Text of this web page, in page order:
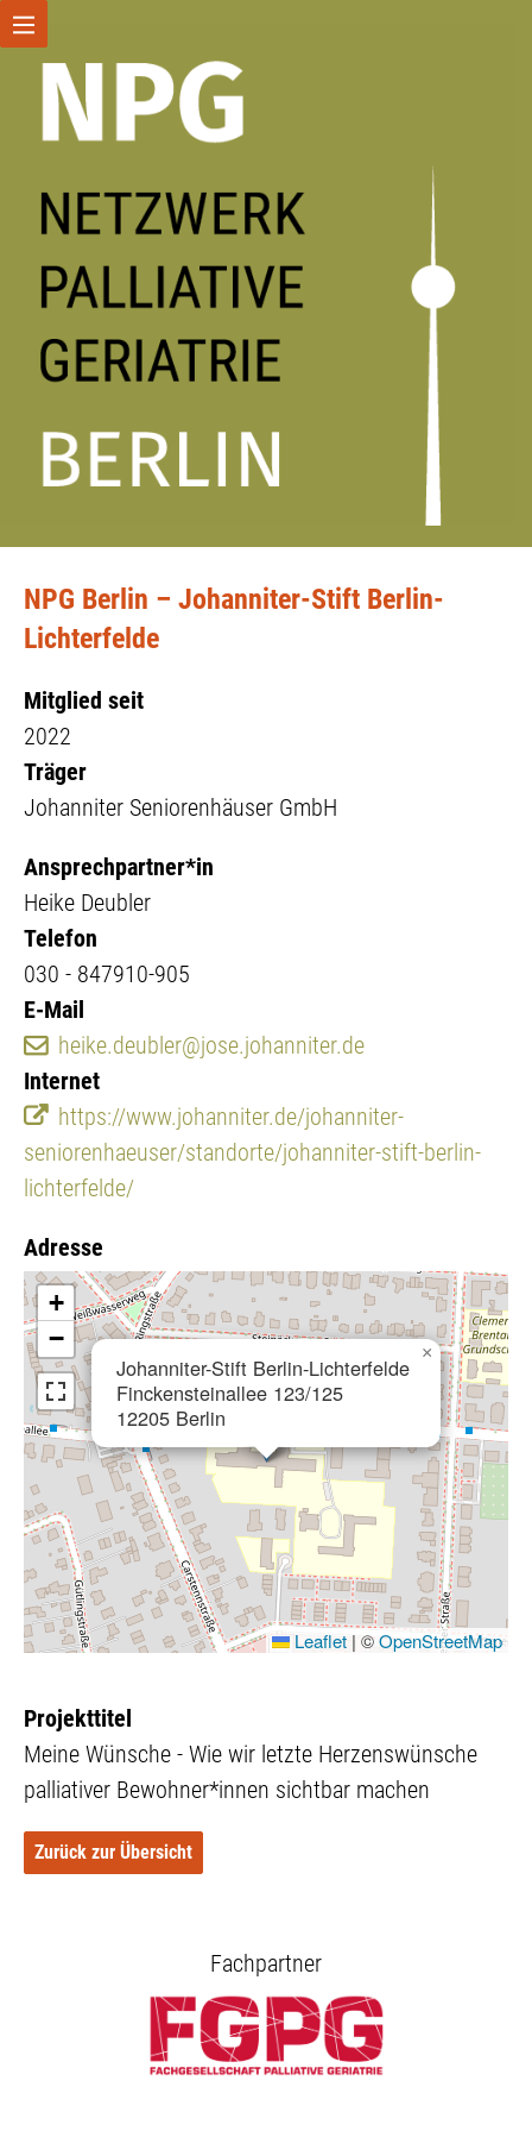
NPG Berlin – Johanniter-Stift Berlin-
Lichterfelde
Mitglied seit
2022
Träger
Johanniter Seniorenhäuser GmbH
Ansprechpartner*in
Heike Deubler
Telefon
030 - 847910-905
E-Mail
heike.deubler@jose.johanniter.de
Internet
https://www.johanniter.de/johanniter-
seniorenhaeuser/standorte/johanniter-stift-berlin-
lichterfelde/
Adresse
Johanniter-Stift Berlin-Lichterfelde
Finckensteinallee 123/125
12205 Berlin
×
+
−
Leaflet | ©OpenStreetMap
Projekttitel
Meine Wünsche - Wie wir letzte Herzenswünsche
palliativer Bewohner*innen sichtbar machen
Zurück zur Übersicht
Fachpartner